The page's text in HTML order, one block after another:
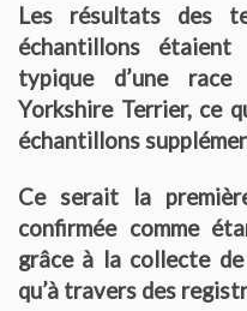
Eleveurs
Liste des éleveurs
Liste des éleveurs Biewer
YORKSHIRE TERRIER
de qualité du YTC et BT
BIEWER TERRIER
Les résultats des
échantillons étaient
typique d’une
Yorkshire Terrier, ce
échantillons
Ce serait la
confirmée comme
grâce à la collecte
qu’à travers des